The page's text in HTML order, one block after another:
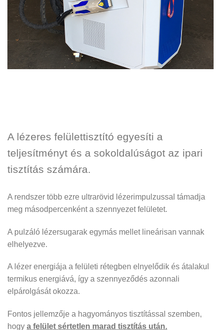
A lézeres felülettisztító egyesíti a
teljesítményt és a sokoldalúságot az ipari
tisztítás számára.
A rendszer több ezre ultrarövid lézerimpulzussal támadja
meg másodpercenként a szennyezet felületet.
A pulzáló lézersugarak egymás mellet lineárisan vannak
elhelyezve.
A lézer energiája a felületi rétegben elnyelődik és átalakul
termikus energiává, így a szennyeződés azonnali
elpárolgását okozza.
Fontos jellemzője a hagyományos tisztítással szemben,
hogy a felület sértetlen marad tisztítás után.